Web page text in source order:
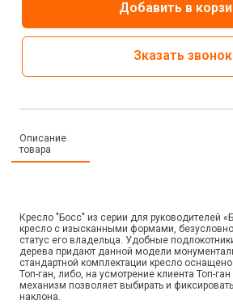
Добавить в
Зказать звонок
Описание
товара
Кресло "Босс" из серии для руководителей
кресло с изысканными формами,
статус его владельца. Удобные
дерева придают данной модели
стандартной комплектации кресло
Топ-ган, либо, на усмотрение клиента Топ-
механизм позволяет выбирать и
наклона.